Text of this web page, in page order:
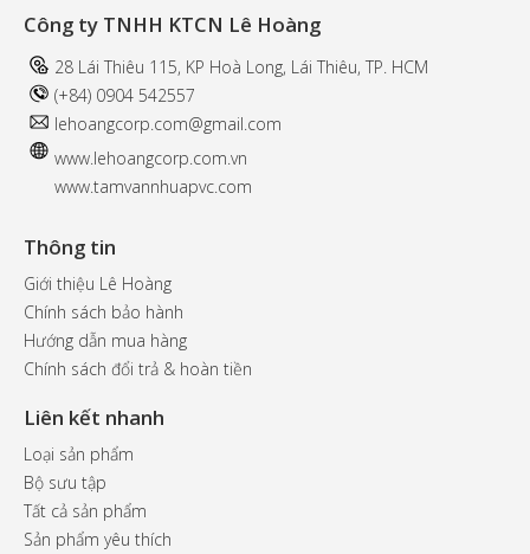
Công ty TNHH KTCN Lê Hoàng
28 Lái Thiêu 115, KP Hoà Long, Lái Thiêu, TP. HCM
(+84) 0904 542557
lehoangcorp.com@gmail.com
www.lehoangcorp.com.vn
www.tamvannhuapvc.com
Thông tin
Giới thiệu Lê Hoàng
Chính sách bảo hành
Hướng dẫn mua hàng
Chính sách đổi trả & hoàn tiền
Liên kết nhanh
Loại sản phẩm
Bộ sưu tập
Tất cả sản phẩm
Sản phẩm yêu thích